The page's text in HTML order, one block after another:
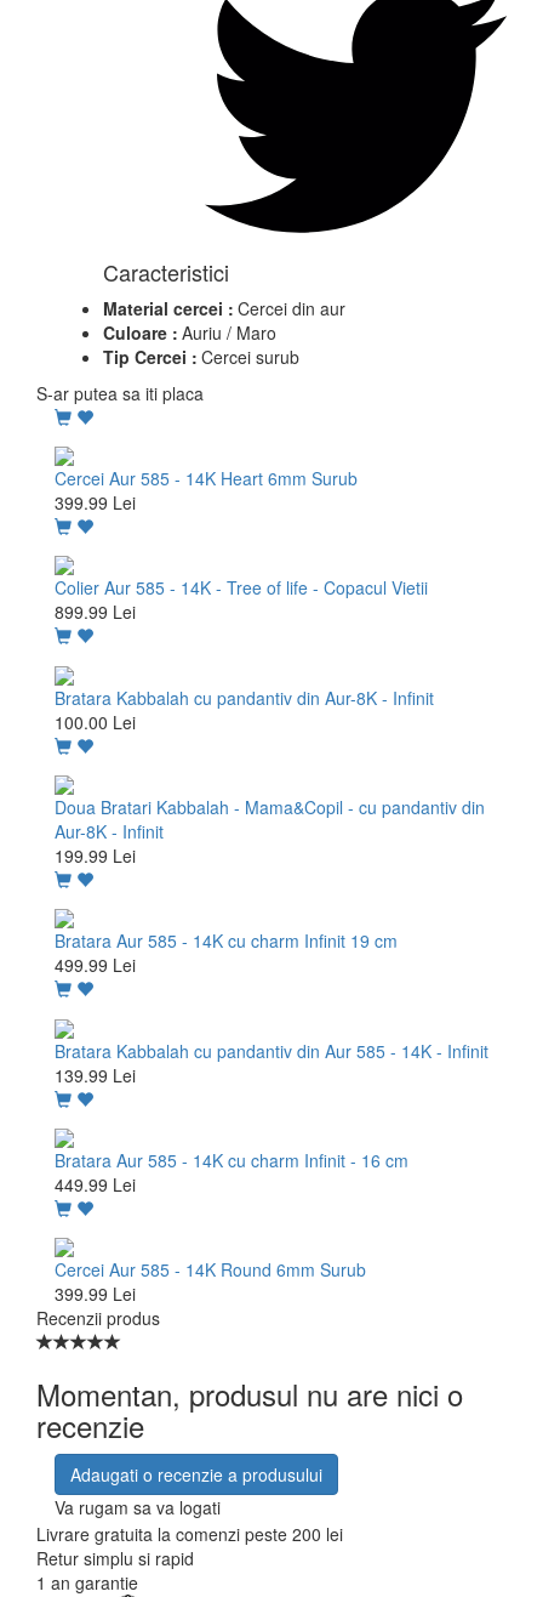
Caracteristici
Material cercei : Cercei din aur
Culoare : Auriu / Maro
Tip Cercei : Cercei surub
S-ar putea sa iti placa
Cercei Aur 585 - 14K Heart 6mm Surub
399.99 Lei
Colier Aur 585 - 14K - Tree of life - Copacul Vietii
899.99 Lei
Bratara Kabbalah cu pandantiv din Aur-8K - Infinit
100.00 Lei
Doua Bratari Kabbalah - Mama&Copil - cu pandantiv din
Aur-8K - Infinit
199.99 Lei
Bratara Aur 585 - 14K cu charm Infinit 19 cm
499.99 Lei
Bratara Kabbalah cu pandantiv din Aur 585 - 14K - Infinit
139.99 Lei
Bratara Aur 585 - 14K cu charm Infinit - 16 cm
449.99 Lei
Cercei Aur 585 - 14K Round 6mm Surub
399.99 Lei
Recenzii produs
Momentan, produsul nu are nici o
recenzie
Adaugati o recenzie a produsului
Va rugam sa va logati
Livrare gratuita la comenzi peste 200 lei
Retur simplu si rapid
1 an garantie